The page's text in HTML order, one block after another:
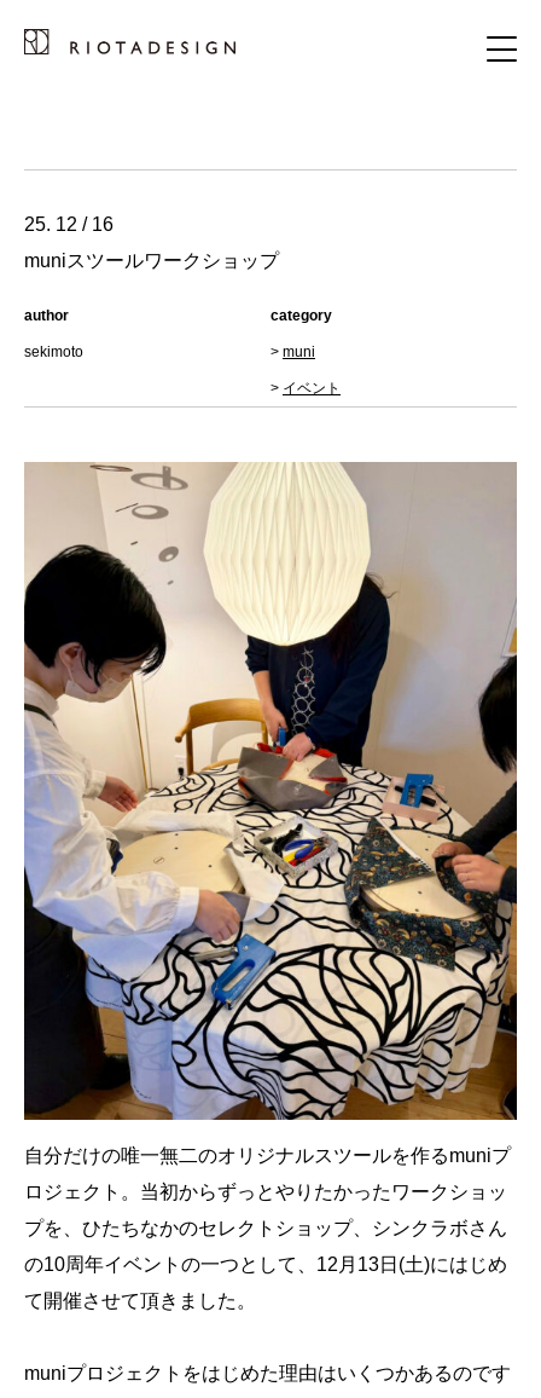
25. 12 / 16
muniスツールワークショップ
author
sekimoto
category
> muni
> イベント
自分だけの唯一無二のオリジナルスツールを作るmuniプ
ロジェクト。当初からずっとやりたかったワークショッ
プを、ひたちなかのセレクトショップ、シンクラボさん
の10周年イベントの一つとして、12月13日(土)にはじめ
て開催させて頂きました。
muniプロジェクトをはじめた理由はいくつかあるのです